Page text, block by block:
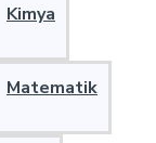
Kimya
Matematik